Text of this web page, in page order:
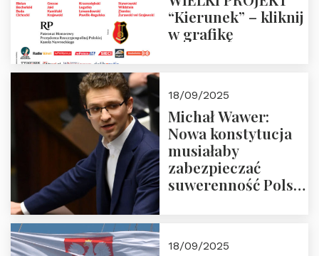
“Kierunek” – kliknij
w grafikę
18/09/2025
Michał Wawer:
Nowa konstytucja
musiałaby
zabezpieczać
suwerenność Polski
18/09/2025